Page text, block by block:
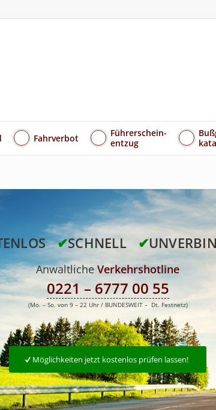
Fahrverbot
Führerschein-
entzug
✔SCHNELL ✔
Anwaltliche Verkehrshotline
0221 – 6777 00 55
(Mo. – So. von 9 – 22 Uhr / BUNDESWEIT – Dt. Festnetz)
Möglichkeiten jetzt kostenlos prüfen lassen!